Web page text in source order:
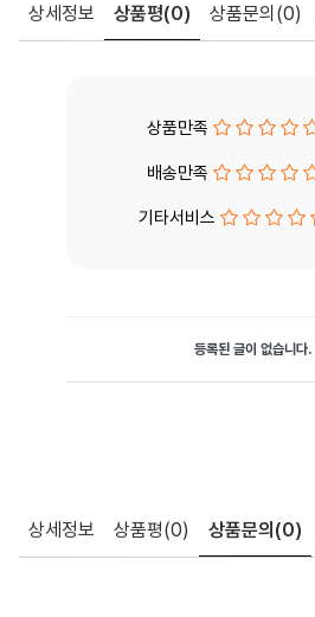
상세정보 상품평(0) 상품문의 (0)
상품만족
배송만족
기타서비스
등록된 글이 없습니다.
상세정보 상품평(0) 상품문의 (0)